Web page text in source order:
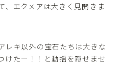
、エクメアは大きく見開きま
レキ以外の宝石たちは大きな
けたー！！と動揺を隠せませ